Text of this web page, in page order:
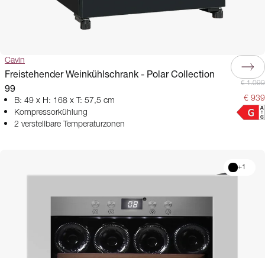
Cavin
Freistehender Weinkühlschrank - Polar Collection
99
B: 49 x H: 168 x T: 57,5 cm
Kompressorkühlung
2 verstellbare Temperaturzonen
€ 1.099
€ 939
+1